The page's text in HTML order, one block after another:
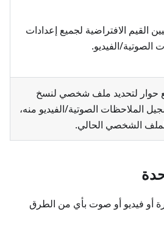
القيم الافتراضية لجميع إعدادات
الصوتية/الفيديو.
حوار لتحديد ملف شخصي لنسخ
الملاحظات الصوتية/الفيديو منه،
الشخصي الحالي.
أو فيديو أو صوت بأي من الطرق